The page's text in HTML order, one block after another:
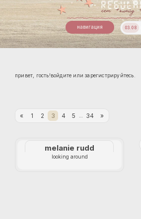
сет клайд
навигация 03.08
привет, гость!войдите илизарегистрируйтесь
« 1 2 3 4 5 … 34 »
melanie rudd
looking around